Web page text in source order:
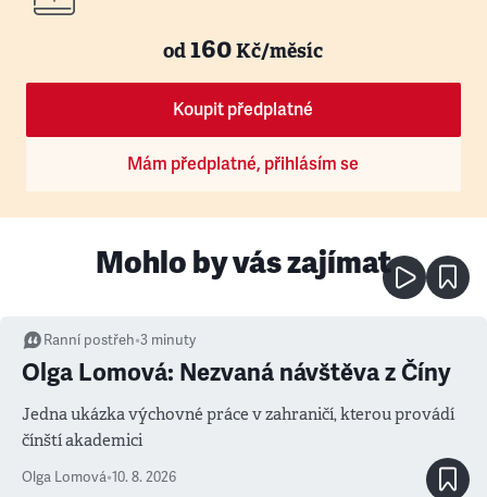
od160Kč/měsíc
Koupit předplatné
Mám předplatné, přihlásím se
Mohlo by vás zajímat
Ranní postřeh•3 minuty
Olga Lomová: Nezvaná návštěva z Číny
Jedna ukázka výchovné práce v zahraničí, kterou provádí
čínští akademici
Olga Lomová•10. 8. 2026